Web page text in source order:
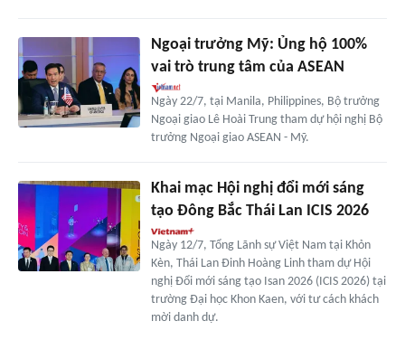
Ngoại trưởng Mỹ: Ủng hộ 100%
vai trò trung tâm của ASEAN
Ngày 22/7, tại Manila, Philippines, Bộ trưởng
Ngoại giao Lê Hoài Trung tham dự hội nghị Bộ
trưởng Ngoại giao ASEAN - Mỹ.
Khai mạc Hội nghị đổi mới sáng
tạo Đông Bắc Thái Lan ICIS 2026
Ngày 12/7, Tổng Lãnh sự Việt Nam tại Khỏn
Kèn, Thái Lan Đinh Hoàng Linh tham dự Hội
nghị Đổi mới sáng tạo Isan 2026 (ICIS 2026) tại
trường Đại học Khon Kaen, với tư cách khách
mời danh dự.